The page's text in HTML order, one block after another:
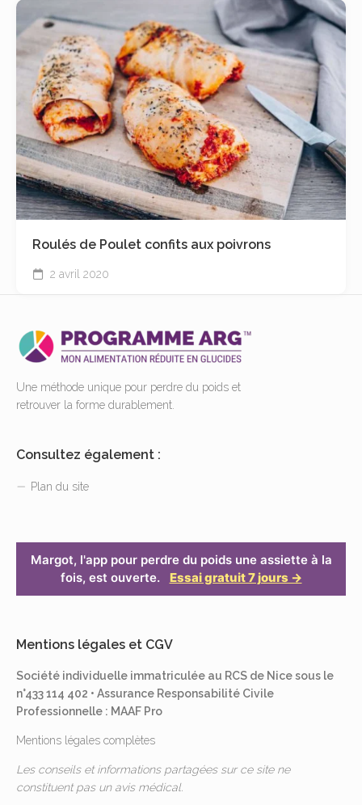
Roulés de Poulet confits aux poivrons
2 avril 2020
Une méthode unique pour perdre du poids et
retrouver la forme durablement.
Consultez également :
Plan du site
Margot, l'app pour perdre du poids une assiette à la
fois, est ouverte.
Essai gratuit 7 jours →
Mentions légales et CGV
Société individuelle immatriculée au RCS de Nice sous le
n°433 114 402 • Assurance Responsabilité Civile
Professionnelle : MAAF Pro
Mentions légales complètes
Les conseils et informations partagées sur ce site ne
constituent pas un avis médical.